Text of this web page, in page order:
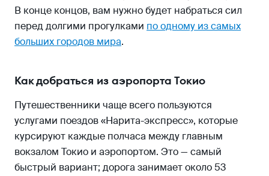
В конце концов, вам нужно будет набраться сил
перед долгими прогулками по одному из самых
больших городов мира.
Как добраться из аэропорта Токио
Путешественники чаще всего пользуются
услугами поездов «Нарита-экспресс», которые
курсируют каждые полчаса между главным
вокзалом Токио и аэропортом. Это — самый
быстрый вариант; дорога занимает около 53